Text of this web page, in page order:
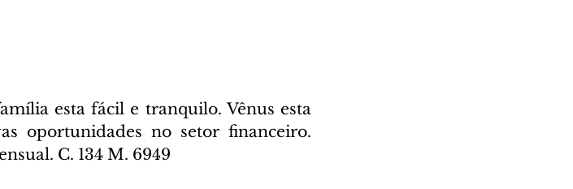
esta fácil e tranquilo. Vênus esta
oportunidades no setor financeiro.
C. 134 M. 6949